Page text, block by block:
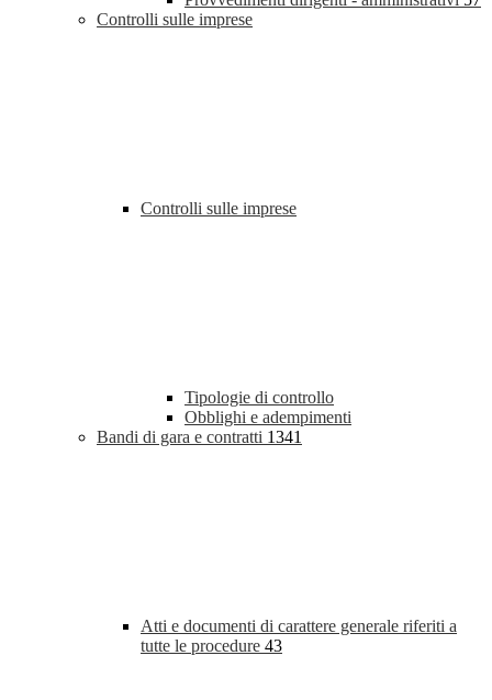
Controlli sulle imprese
Controlli sulle imprese
Tipologie di controllo
Obblighi e adempimenti
Bandi di gara e contratti 1341
Atti e documenti di carattere generale riferiti a
tutte le procedure 43